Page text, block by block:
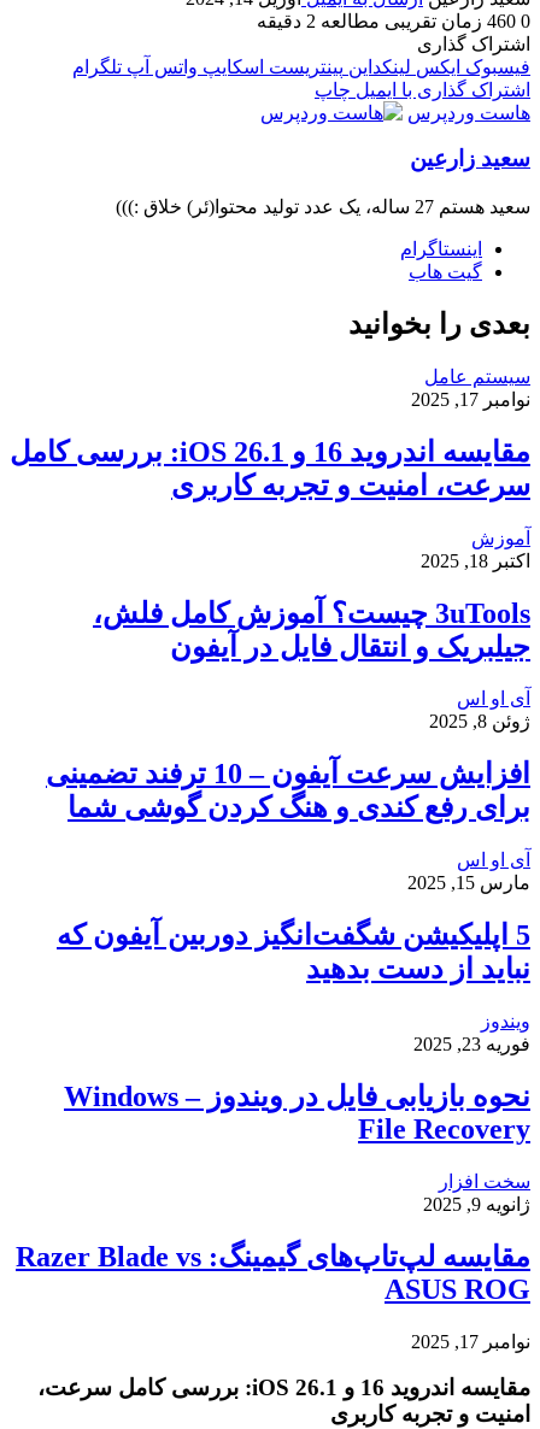
0
زمان تقریبی مطالعه 2 دقیقه
اشتراک گذاری
فیسبوک ایکس لینکداین پینتریست اسکایپ واتس آپ تلگرام
اشتراک گذاری با ایمیل چاپ
هاست وردپرس
سعید زارعین
سعید هستم 27 ساله، یک عدد تولید محتوا(ئر) خلاق :)))
اینستاگرام
گیت ‌هاب
بعدی را بخوانید
سیستم عامل
نوامبر 17, 2025
مقایسه اندروید 16 و iOS 26.1: بررسی کامل
سرعت، امنیت و تجربه کاربری
آموزش
اکتبر 18, 2025
3uTools چیست؟ آموزش کامل فلش،
جیلبریک و انتقال فایل در آیفون
آی او اس
ژوئن 8, 2025
افزایش سرعت آیفون – 10 ترفند تضمینی
برای رفع کندی و هنگ کردن گوشی شما
آی او اس
مارس 15, 2025
5 اپلیکیشن شگفت‌انگیز دوربین آیفون که
نباید از دست بدهید
ویندوز
فوریه 23, 2025
نحوه بازیابی فایل در ویندوز – Windows
File Recovery
سخت افزار
ژانویه 9, 2025
مقایسه لپ‌تاپ‌های گیمینگ: Razer Blade vs
ASUS ROG
نوامبر 17, 2025
مقایسه اندروید 16 و iOS 26.1: بررسی کامل سرعت،
امنیت و تجربه کاربری